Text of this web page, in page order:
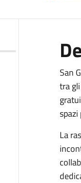
San
tra
spazi
La